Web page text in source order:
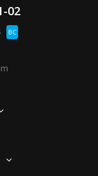
02
ВС